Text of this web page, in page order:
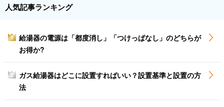
人気記事ランキング
1
給湯器の電源は「都度消し」「つけっぱなし」のどちらが
お得か?
2
ガス給湯器はどこに設置すればいい？設置基準と設置の方
法